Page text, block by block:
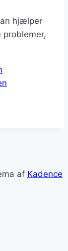
hjælper
af Kadence